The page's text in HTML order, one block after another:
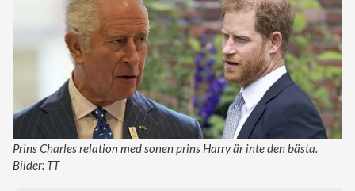
Prins Charles relation med sonen prins Harry är inte den bästa.
Bilder: TT